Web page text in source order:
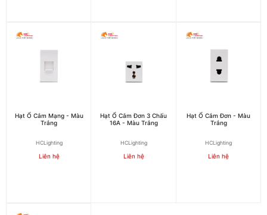
Hạt Ổ Cắm Mạng - Màu
Trắng
HCLighting
Liên hệ
Hạt Ổ Cắm Đơn 3 Chấu
16A - Màu Trắng
HCLighting
Liên hệ
Hạt Ổ Cắm Đơn - Màu
Trắng
HCLighting
Liên hệ